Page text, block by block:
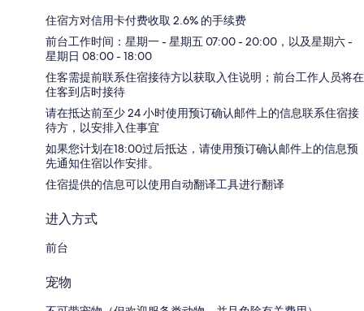
住宿方对信用卡付费收取 2.6% 的手续费
前台工作时间：星期一 - 星期五 07:00 - 20:00，以及星期六 -
星期日 08:00 - 18:00
住客需提前联系住宿接待方以获取入住说明；前台工作人员将在
住客到店时接待
请在抵达前至少 24 小时使用预订确认邮件上的信息联系住宿接
待方，以安排入住事宜
如果您计划在18:00过后抵达，请使用预订确认邮件上的信息预
先通知住宿以作安排。
住宿提供的信息可以使用自动翻译工具进行翻译
进入方式
前台
宠物